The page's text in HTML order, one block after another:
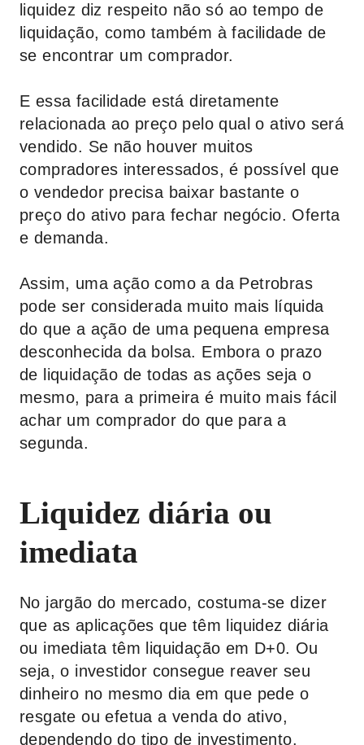
liquidez diz respeito não só ao tempo de
liquidação, como também à facilidade de
se encontrar um comprador.
E essa facilidade está diretamente
relacionada ao preço pelo qual o ativo será
vendido. Se não houver muitos
compradores interessados, é possível que
o vendedor precisa baixar bastante o
preço do ativo para fechar negócio. Oferta
e demanda.
Assim, uma ação como a da Petrobras
pode ser considerada muito mais líquida
do que a ação de uma pequena empresa
desconhecida da bolsa. Embora o prazo
de liquidação de todas as ações seja o
mesmo, para a primeira é muito mais fácil
achar um comprador do que para a
segunda.
Liquidez diária ou
imediata
No jargão do mercado, costuma-se dizer
que as aplicações que têm liquidez diária
ou imediata têm liquidação em D+0. Ou
seja, o investidor consegue reaver seu
dinheiro no mesmo dia em que pede o
resgate ou efetua a venda do ativo,
dependendo do tipo de investimento.